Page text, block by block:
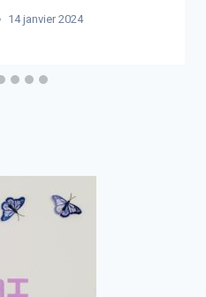
14 janvier 2024